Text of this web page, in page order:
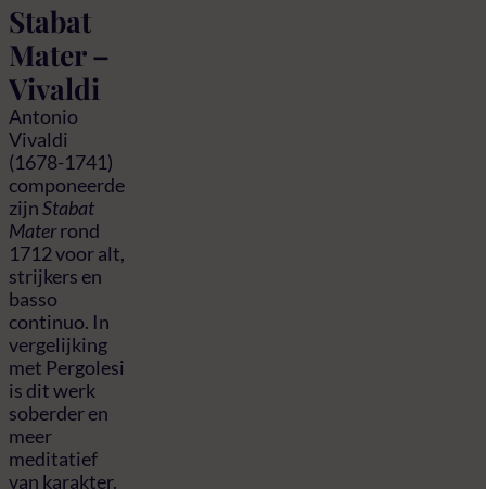
Stabat
Mater –
Vivaldi
Antonio
Vivaldi
(1678-1741)
componeerde
zijnStabat
Materrond
1712 voor alt,
strijkers en
basso
continuo. In
vergelijking
met Pergolesi
is dit werk
soberder en
meer
meditatief
van karakter.